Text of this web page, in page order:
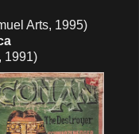
Arts, 1995)
1991)